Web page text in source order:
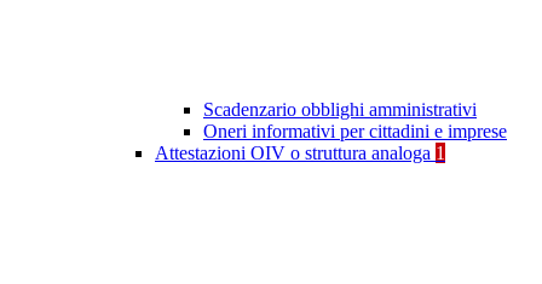
Scadenzario obblighi amministrativi
Oneri informativi per cittadini e imprese
Attestazioni OIV o struttura analoga 1